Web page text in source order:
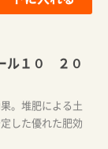
ル１０ ２０
。堆肥による土
した優れた肥効